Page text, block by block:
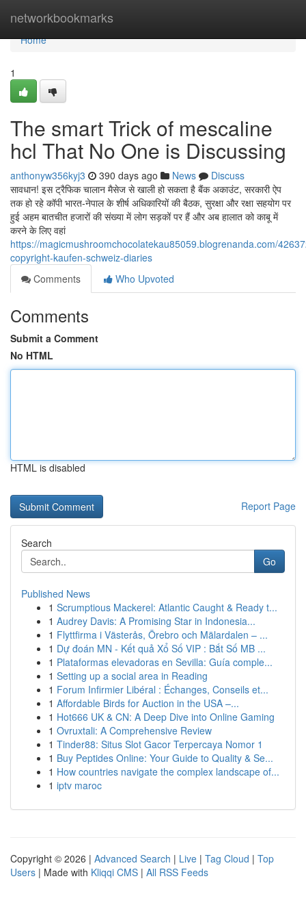
networkbookmarks
Home
Home
1
The smart Trick of mescaline
hcl That No One is Discussing
anthonyw356kyj3 390 days ago News
Discuss
सावधान! इस ट्रैफिक चालान मैसेज से खाली हो सकता है बैंक अकाउंट, सरकारी ऐप
तक हो रहे कॉपी भारत-नेपाल के शीर्ष अधिकारियों की बैठक, सुरक्षा और रक्षा सहयोग पर
हुई अहम बातचीत हजारों की संख्या में लोग सड़कों पर हैं और अब हालात को काबू में
करने के लिए वहां
https://magicmushroomchocolatekau85059.blogrenanda.com/
copyright-kaufen-schweiz-diaries
Comments
Who Upvoted
Comments
Submit a Comment
No HTML
HTML is disabled
Report Page
Search
Go
Published News
1 Scrumptious Mackerel: Atlantic Caught & Ready t...
1 Audrey Davis: A Promising Star in Indonesia...
1 Flyttfirma i Västerås, Örebro och Mälardalen – ...
1 Dự đoán MN - Kết quả Xổ Số VIP : Bắt Số MB ...
1 Plataformas elevadoras en Sevilla: Guía comple...
1 Setting up a social area in Reading
1 Forum Infirmier Libéral : Échanges, Conseils et...
1 Affordable Birds for Auction in the USA –...
1 Hot666 UK & CN: A Deep Dive into Online Gaming
1 Ovruxtali: A Comprehensive Review
1 Tinder88: Situs Slot Gacor Terpercaya Nomor 1
1 Buy Peptides Online: Your Guide to Quality & Se...
1 How countries navigate the complex landscape of...
1 iptv maroc
Copyright © 2026 | Advanced Search | Live | Tag Cloud | Top
Users | Made with Kliqqi CMS | All RSS Feeds